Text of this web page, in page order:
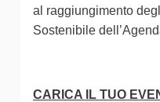
al raggiungimento
Sostenibile
CARICA IL TUO